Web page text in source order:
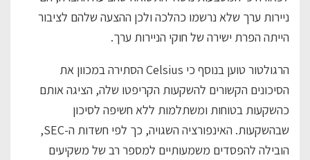
ניירות ערך שלא נרשמו כהלכה ולכן ההצעה שלהם לציבור
הייתה הפרת ישירה של חוקי הניירות ערך.
הרגולטור טוען בנוסף כי Celsius הסתירה במכוון את
הסיכונים הקשורים להשקעות הקריפטו שלה, הציגה אותם
כהשקעות בטוחות ומשתלמות ללא חשיפה לסיכון
שבהשקעות. האינפורציה השגויה, כך לפי חשדות ה-SEC,
הובילה להפסדים משמעותיים למספר רב של משקיעים